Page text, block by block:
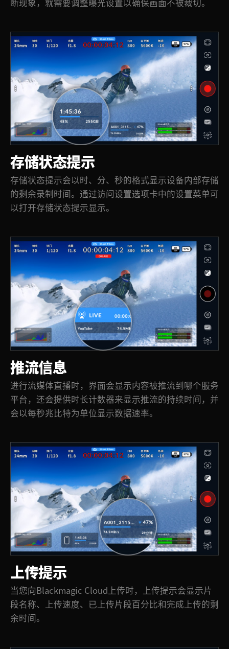
断现象，就需要调整曝光设置以确保画面不被裁切。
存储状态提示
存储状态提示会以时、分、秒的格式显示设备内部存储
的剩余录制时间。通过访问设置选项卡中的设置菜单可
以打开存储状态提示显示。
推流信息
进行流媒体直播时，界面会显示内容被推流到哪个服务
平台，还会提供时长计数器来显示推流的持续时间，并
会以每秒兆比特为单位显示数据速率。
上传提示
当您向Blackmagic Cloud上传时，上传提示会显示片
段名称、上传速度、已上传片段百分比和完成上传的剩
余时间。